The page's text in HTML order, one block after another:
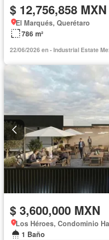
$ 12,756,858 MXN
El Marqués, Querétaro
786 m²
22/06/2026 en - Industrial Estate
$ 3,600,000 MXN
Los Héroes, Condominio
1 Baño